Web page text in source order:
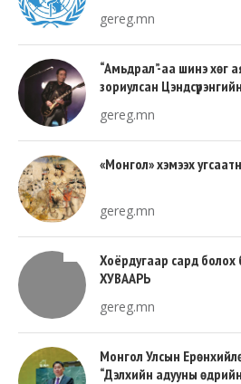
gereg.mn
“Амьдрал”-аа шинэ хөг
зориулсан
gereg.mn
«Монгол» хэмээх
gereg.mn
Хоёрдугаар сард
ХУВААРЬ
gereg.mn
Монгол Улсын
“Дэлхийн адууны